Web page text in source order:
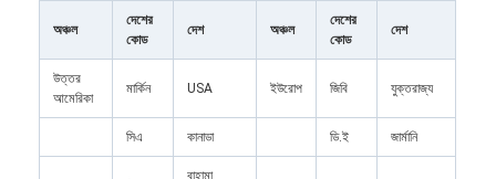
অঞ্চল
দেশের
কোড
দেশ অঞ্চল
দেশের
কোড
দেশ
উত্তর
আমেরিকা
মার্কিন USA ইউরোপ জিবি যুক্তরাজ্য
সিএ কানাডা ডি.ই জার্মানি
বাহামা